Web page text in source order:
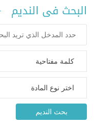
البحث فى النديم